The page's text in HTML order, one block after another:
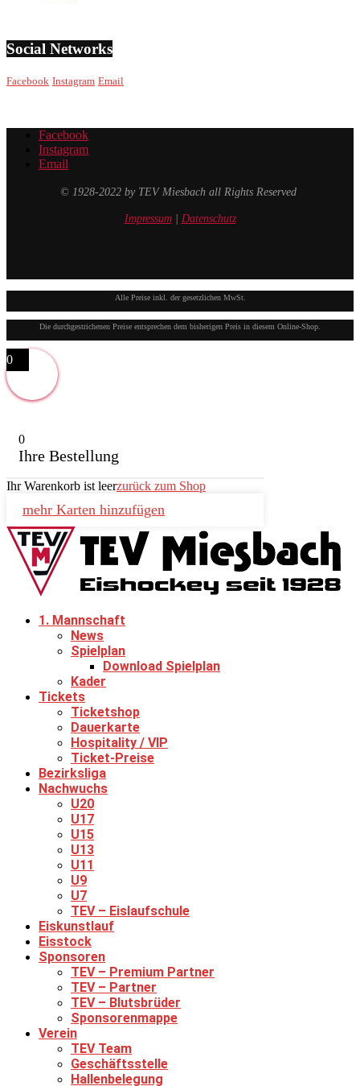
Social Networks
Facebook Instagram Email
Facebook
Instagram
Email
© 1928-2022 by TEV Miesbach all Rights Reserved
Impressum| Datenschutz
Alle Preise inkl. der gesetzlichen MwSt.
Die durchgestrichenen Preise entsprechen dem bisherigen Preis in diesem Online-Shop.
0
0
Ihre Bestellung
Ihr Warenkorb ist leerzurück zum Shop
mehr Karten hinzufügen
1. Mannschaft
News
Spielplan
Download Spielplan
Kader
Tickets
Ticketshop
Dauerkarte
Hospitality / VIP
Ticket-Preise
Bezirksliga
Nachwuchs
U20
U17
U15
U13
U11
U9
U7
TEV – Eislaufschule
Eiskunstlauf
Eisstock
Sponsoren
TEV – Premium Partner
TEV – Partner
TEV – Blutsbrüder
Sponsorenmappe
Verein
TEV Team
Geschäftsstelle
Hallenbelegung